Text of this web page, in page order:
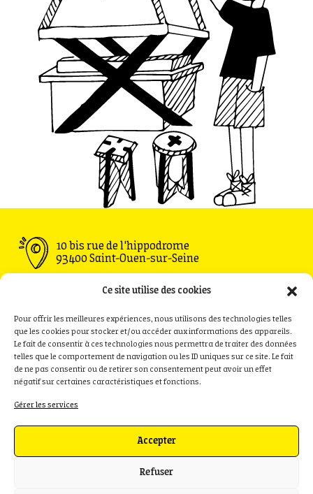
Ce site utilise des cookies
Pour offrir les meilleures expériences, nous utilisons des technologies telles
que les cookies pour stocker et/ou accéder aux informations des appareils.
Le fait de consentir à ces technologies nous permettra de traiter des données
telles que le comportement de navigation ou les ID uniques sur ce site. Le fait
de ne pas consentir ou de retirer son consentement peut avoir un effet
négatif sur certaines caractéristiques et fonctions.
Gérer les services
Accepter
Refuser
10 bis rue de l'hippodrome
93400 Saint-Ouen-sur-Seine
Ouvert du Mardi au Vendredi : 11h30 - 00h00
Samedi : 09h00 - 00h00
Privatisation
Contact
Recrutement
Politique de cookies (UE)